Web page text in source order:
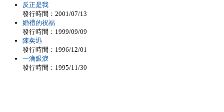
反正是我
發行時間：2001/07/13
婚禮的祝福
發行時間：1999/09/09
陳奕迅
發行時間：1996/12/01
一滴眼淚
發行時間：1995/11/30